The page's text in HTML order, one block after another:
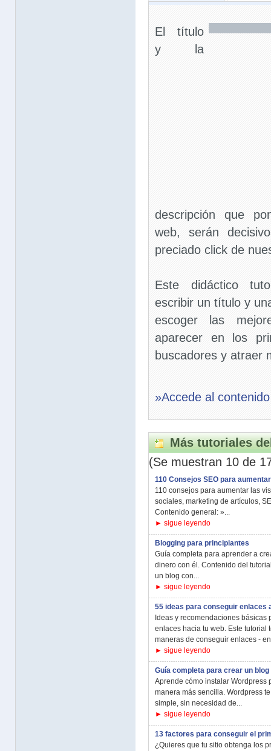
El título
y la
descripción que
web, serán
preciado click de
Este didáctico
escribir un título y
escoger las
aparecer en los
buscadores y atraer
»Accede al
Más tutoriales
(Se muestran 10 de
110 Consejos SEO para
110 consejos para aumentar las
sociales, marketing de artículos,
Contenido general: »...
► sigue leyendo
Blogging para principiantes
Guía completa para aprender a
dinero con él. Contenido del
un blog con...
► sigue leyendo
55 ideas para conseguir enlaces
Ideas y recomendaciones
enlaces hacia tu web. Este tutorial
maneras de conseguir enlaces -
► sigue leyendo
Guía completa para crear un
Aprende cómo instalar Wordpress
manera más sencilla. Wordpress
simple, sin necesidad de...
► sigue leyendo
13 factores para conseguir el
¿Quieres que tu sitio obtenga los